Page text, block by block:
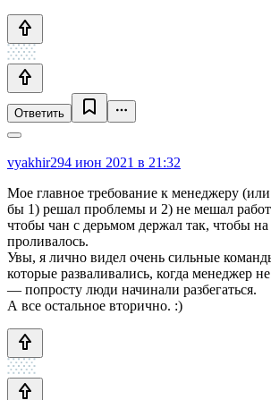
Ответить
vyakhir294 июн 2021 в 21:32
Мое главное требование к менеджеру
бы 1) решал проблемы и 2) не мешал
чтобы чан с дерьмом держал так, чтобы
проливалось.
Увы, я лично видел очень сильные
которые разваливались, когда менеджер
— попросту люди начинали разбегаться.
А все остальное вторично. :)